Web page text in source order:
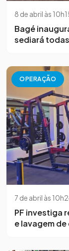
8 de abril às
Bagé
sediará
OPERAÇÃO
7 de abril às
PF investiga
e lavagem